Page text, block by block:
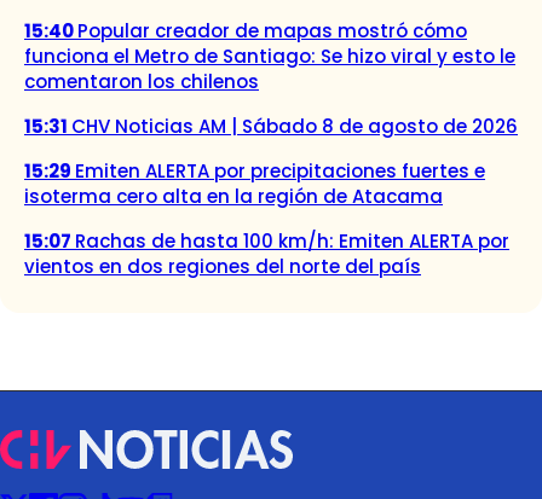
15:40Popular creador de mapas mostró cómo
funciona el Metro de Santiago: Se hizo viral y esto le
comentaron los chilenos
15:31 CHV Noticias AM | Sábado 8 de agosto de 2026
15:29 Emiten ALERTA por precipitaciones fuertes e
isoterma cero alta en la región de Atacama
15:07 Rachas de hasta 100 km/h: Emiten ALERTA por
vientos en dos regiones del norte del país